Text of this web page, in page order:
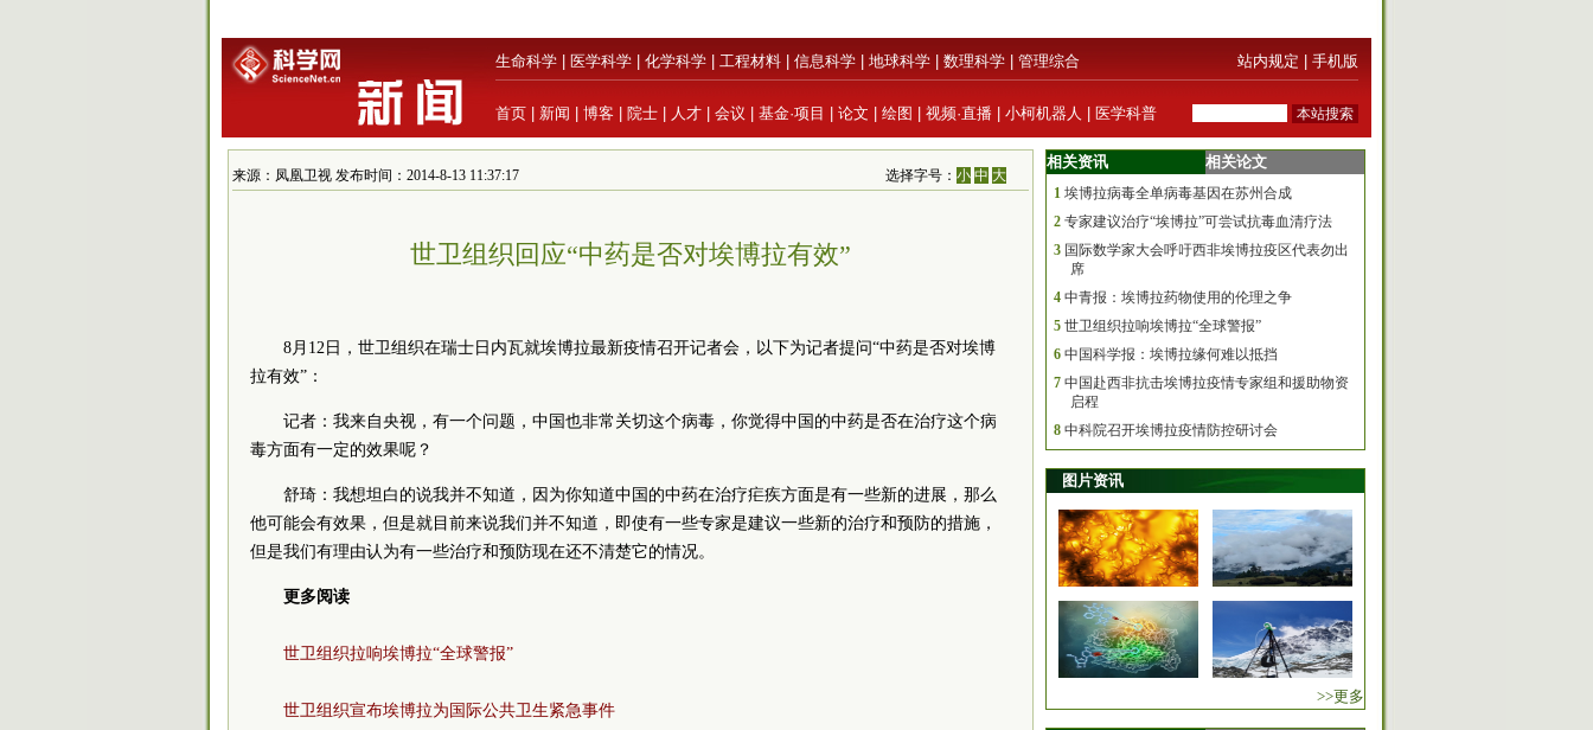
生命科学 医学科学 化学科学 工程材料 信息科学 地球科学 数理科学 管理综合 站内规定 手机版
首页 新闻 博客 院士 人才 会议 基金·项目 论文 绘图 视频·直播 小柯机器人 医学科普
来源：凤凰卫视 发布时间：2014-8-13 11:37:17 选择字号：小 中 大
世卫组织回应“中药是否对埃博拉有效”
8月12日，世卫组织在瑞士日内瓦就埃博拉最新疫情召开记者会，以下为记者提问“中药是否对埃博
拉有效”：
记者：我来自央视，有一个问题，中国也非常关切这个病毒，你觉得中国的中药是否在治疗这个病
毒方面有一定的效果呢？
舒琦：我想坦白的说我并不知道，因为你知道中国的中药在治疗疟疾方面是有一些新的进展，那么
他可能会有效果，但是就目前来说我们并不知道，即使有一些专家是建议一些新的治疗和预防的措施，
但是我们有理由认为有一些治疗和预防现在还不清楚它的情况。
更多阅读
世卫组织拉响埃博拉“全球警报”
世卫组织宣布埃博拉为国际公共卫生紧急事件
相关资讯 相关论文
1 埃博拉病毒全单病毒基因在苏州合成
2 专家建议治疗“埃博拉”可尝试抗毒血清疗法
3 国际数学家大会呼吁西非埃博拉疫区代表勿出
席
4 中青报：埃博拉药物使用的伦理之争
5 世卫组织拉响埃博拉“全球警报”
6 中国科学报：埃博拉缘何难以抵挡
7 中国赴西非抗击埃博拉疫情专家组和援助物资
启程
8 中科院召开埃博拉疫情防控研讨会
图片资讯
>>更多